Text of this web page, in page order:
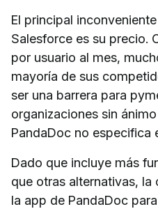
El principal
Salesforce es su precio.
por usuario al mes,
mayoría de sus
ser una barrera para
organizaciones sin
PandaDoc no especifica
Dado que incluye más
que otras alternativas, la
la app de PandaDoc